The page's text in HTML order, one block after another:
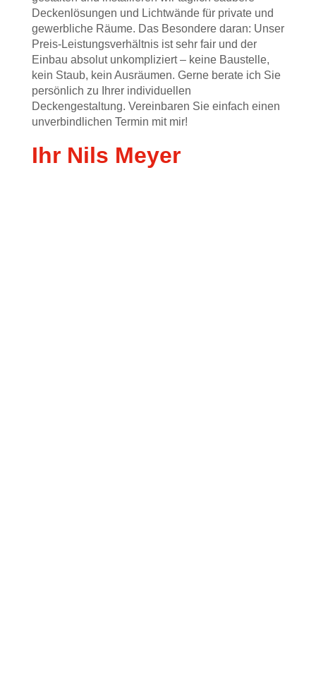
Deckenlösungen und Lichtwändefür private und
gewerbliche Räume. Das Besondere daran: Unser
Preis-Leistungsverhältnis istsehr fair und der
Einbau absolut unkompliziert–keine Baustelle,
kein Staub, kein Ausräumen. Gerne berate ich Sie
persönlich zu Ihrer individuellen
Deckengestaltung. Vereinbaren Sie einfach einen
unverbindlichen Termin mit mir!
Ihr Nils Meyer